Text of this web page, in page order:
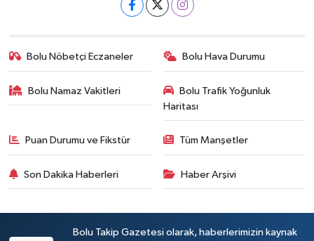
Bolu Nöbetçi Eczaneler Bolu Hava Durumu
Bolu Namaz Vakitleri
Bolu Trafik Yoğunluk
Haritası
Puan Durumu ve Fikstür Tüm Manşetler
Son Dakika Haberleri Haber Arşivi
Bolu Takip Gazetesi olarak, haberlerimizin kaynak